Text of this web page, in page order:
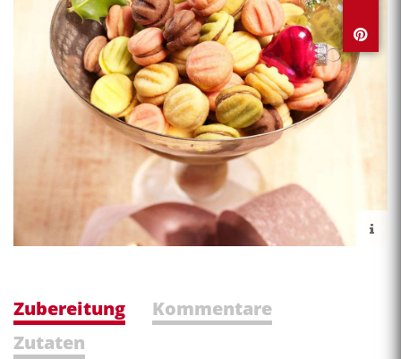
Zubereitung
Kommentare
Zutaten